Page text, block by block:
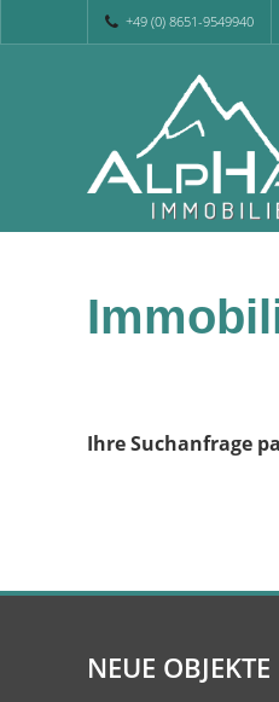
+49 (0) 8651-9549940
Ihre Suchanfrage
NEUE OBJEKTE